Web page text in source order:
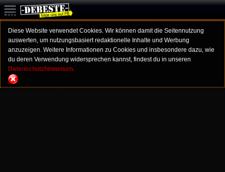
Diese Website verwendet Cookies. Wir können damit die Seitennutzung
auswerten, um nutzungsbasiert redaktionelle Inhalte und Werbung
anzuzeigen. Weitere Informationen zu Cookies und insbesondere dazu, wie
du deren Verwendung widersprechen kannst, findest du in unseren
Datenschutzhinweisen.